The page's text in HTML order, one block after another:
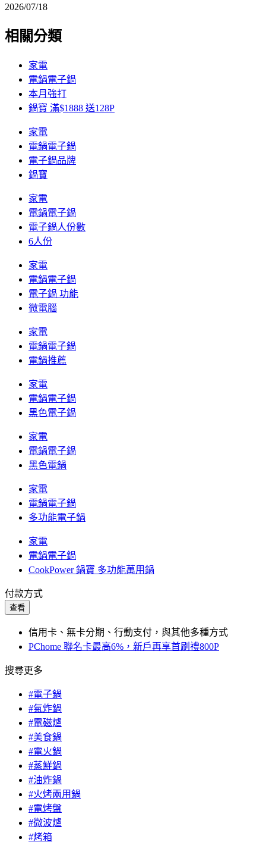
2026/07/18
相關分類
家電
電鍋電子鍋
本月強打
鍋寶 滿$1888 送128P
家電
電鍋電子鍋
電子鍋品牌
鍋寶
家電
電鍋電子鍋
電子鍋人份數
6人份
家電
電鍋電子鍋
電子鍋 功能
微電腦
家電
電鍋電子鍋
電鍋推薦
家電
電鍋電子鍋
黑色電子鍋
家電
電鍋電子鍋
黑色電鍋
家電
電鍋電子鍋
多功能電子鍋
家電
電鍋電子鍋
CookPower 鍋寶 多功能萬用鍋
付款方式
查看
信用卡、無卡分期、行動支付，與其他多種方式
PChome 聯名卡最高6%，新戶再享首刷禮800P
搜尋更多
#電子鍋
#氣炸鍋
#電磁爐
#美食鍋
#電火鍋
#蒸鮮鍋
#油炸鍋
#火烤兩用鍋
#電烤盤
#微波爐
#烤箱